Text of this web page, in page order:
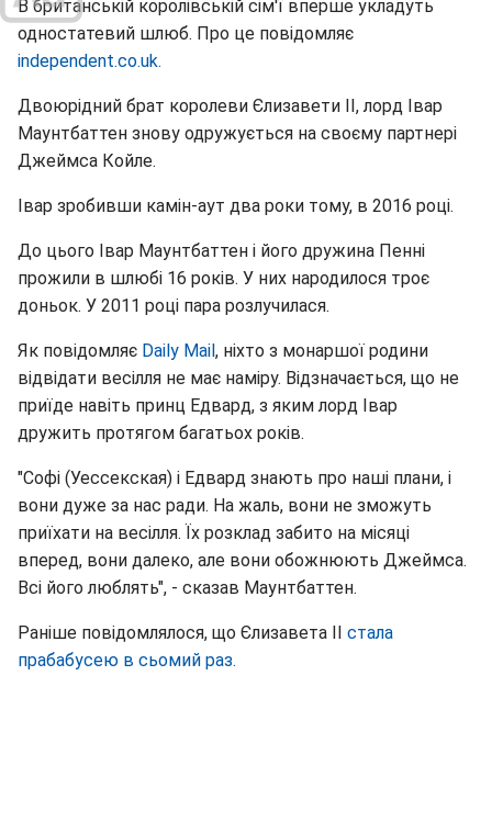
В британській королівській сім'ї вперше укладуть
одностатевий шлюб. Про це повідомляє
independent.co.uk.
Двоюрідний брат королеви Єлизавети II, лорд Івар
Маунтбаттен знову одружується на своєму партнері
Джеймса Койле.
Івар зробивши камін-аут два роки тому, в 2016 році.
До цього Івар Маунтбаттен і його дружина Пенні
прожили в шлюбі 16 років. У них народилося троє
доньок. У 2011 році пара розлучилася.
Як повідомляє Daily Mail, ніхто з монаршої родини
відвідати весілля не має наміру. Відзначається, що не
приїде навіть принц Едвард, з яким лорд Івар
дружить протягом багатьох років.
"Софі (Уессекская) і Едвард знають про наші плани, і
вони дуже за нас ради. На жаль, вони не зможуть
приїхати на весілля. Їх розклад забито на місяці
вперед, вони далеко, але вони обожнюють Джеймса.
Всі його люблять", - сказав Маунтбаттен.
Раніше повідомлялося, що Єлизавета II стала
прабабусею в сьомий раз.